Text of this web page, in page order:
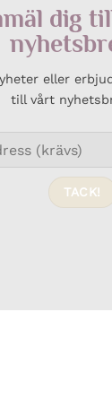
dig
eller
till vårt